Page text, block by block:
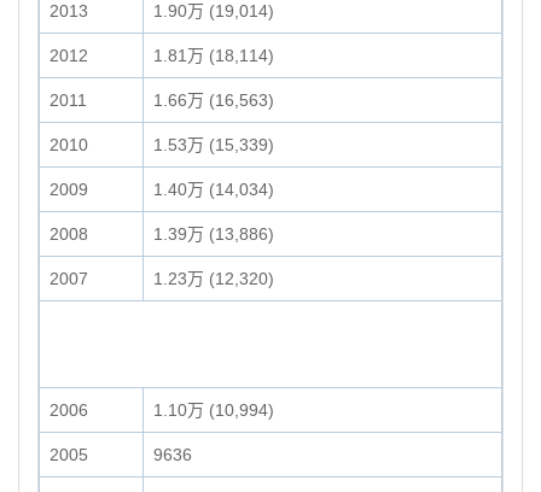
2013 1.90万 (19,014)
2012 1.81万 (18,114)
2011 1.66万 (16,563)
2010 1.53万 (15,339)
2009 1.40万 (14,034)
2008 1.39万 (13,886)
2007 1.23万 (12,320)
2006 1.10万 (10,994)
2005 9636